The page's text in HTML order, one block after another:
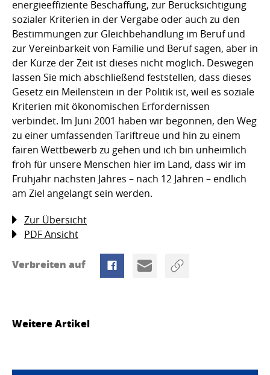
energieeffiziente Beschaffung, zur Berücksichtigung
sozialer Kriterien in der Vergabe oder auch zu den
Bestimmungen zur Gleichbehandlung im Beruf und
zur Vereinbarkeit von Familie und Beruf sagen, aber in
der Kürze der Zeit ist dieses nicht möglich. Deswegen
lassen Sie mich abschließend feststellen, dass dieses
Gesetz ein Meilenstein in der Politik ist, weil es soziale
Kriterien mit ökonomischen Erfordernissen
verbindet. Im Juni 2001 haben wir begonnen, den Weg
zu einer umfassenden Tariftreue und hin zu einem
fairen Wettbewerb zu gehen und ich bin unheimlich
froh für unsere Menschen hier im Land, dass wir im
Frühjahr nächsten Jahres – nach 12 Jahren – endlich
am Ziel angelangt sein werden.
Zur Übersicht
PDF Ansicht
Verbreiten auf
Weitere Artikel